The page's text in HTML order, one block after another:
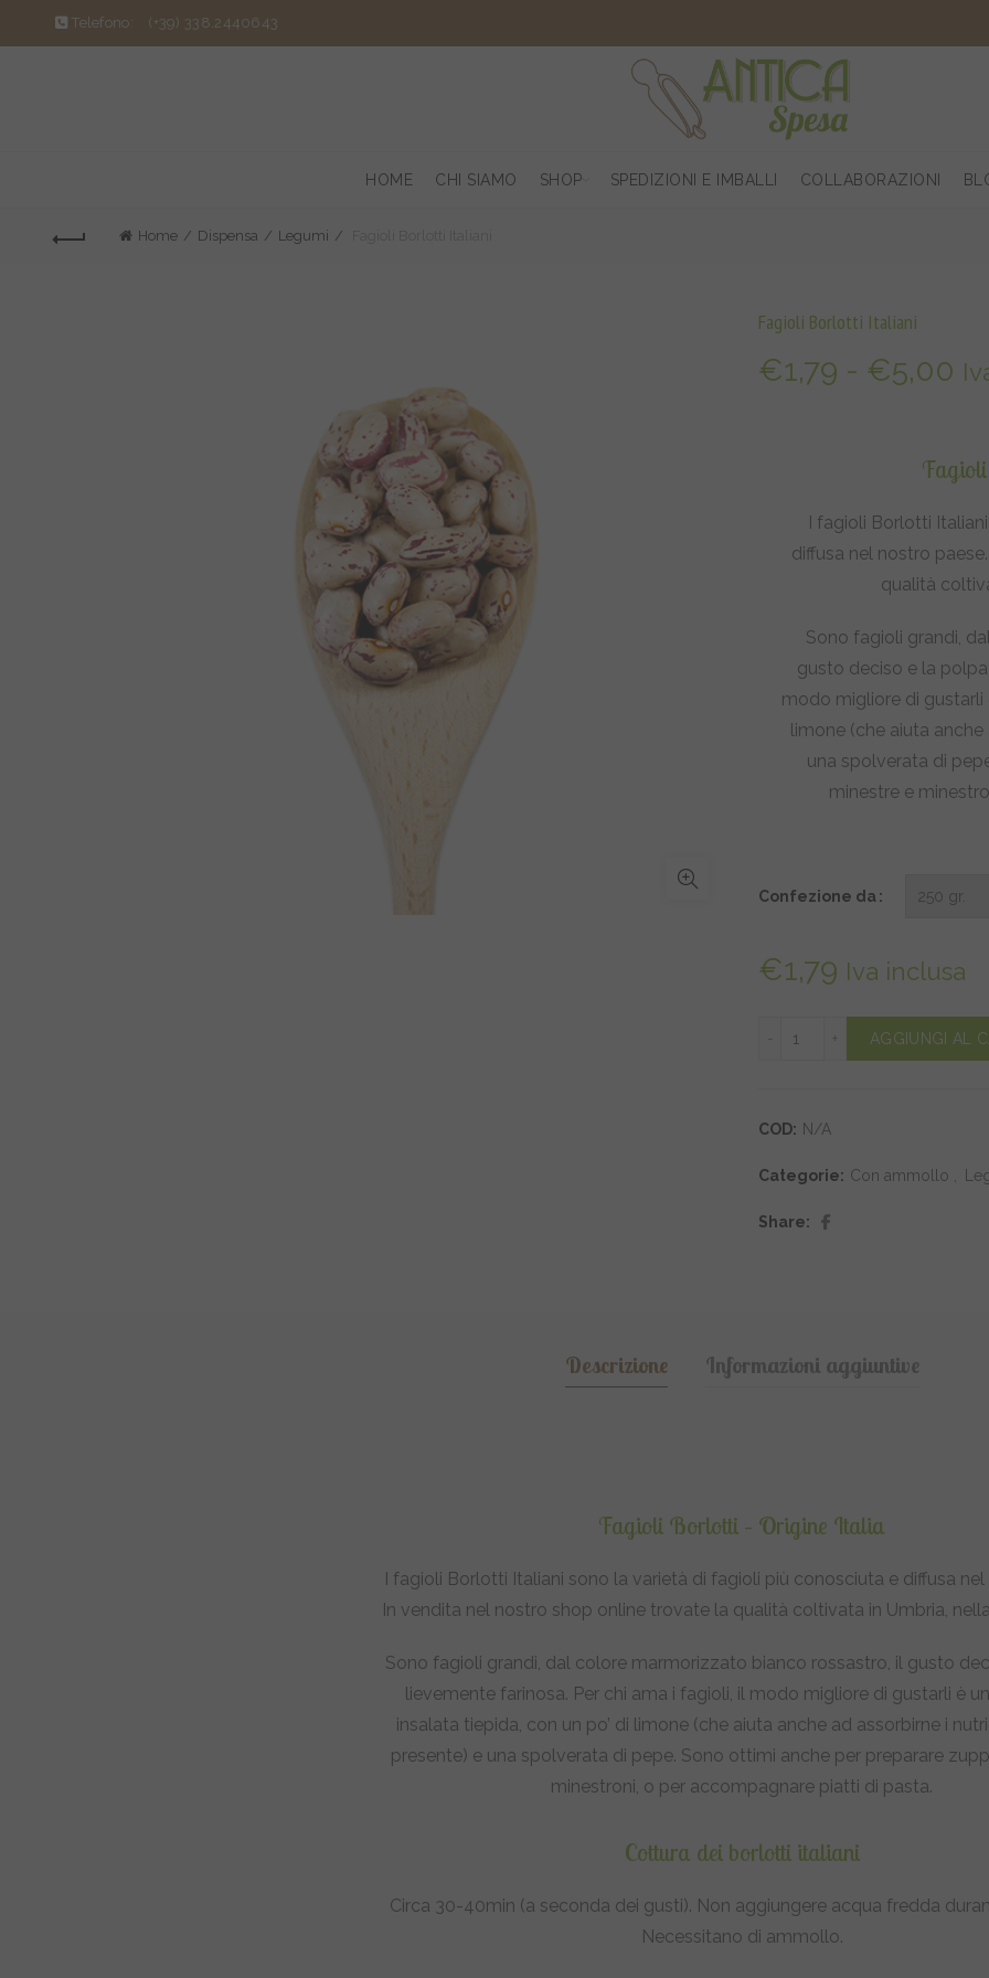
Telefono: (+39) 338.2440643
HOME CHI SIAMO SHOP SPEDIZIONI E IMBALLI COLLABORAZIONI
Home Dispensa Legumi
Fagioli Borlotti Italiani
€1,79 - €5,00
da
I fagioli Borlotti
diffusa nel nostro
qualità
Sono fagioli grandi,
gusto deciso e la
modo migliore di gustarli
limone (che aiuta
una spolverata di
minestre e
Confezione da
€1,79 Iva inclusa
AGGIUNGI AL
COD: N/A
Categorie: Con ammollo
Share
Descrizione Informazioni aggiuntive
Fagioli Borlotti – Origine Italia
I fagioli Borlotti Italiani sono la varietà di fagioli più conosciuta e diffusa nel
In vendita nel nostro shop online trovate la qualità coltivata in Umbria,
Sono fagioli grandi, dal colore marmorizzato bianco rossastro, il gusto
lievemente farinosa. Per chi ama i fagioli, il modo migliore di gustarli è
insalata tiepida, con un po’ di limone (che aiuta anche ad assorbirne i
presente) e una spolverata di pepe. Sono ottimi anche per preparare
minestroni, o per accompagnare piatti di pasta.
Cottura dei borlotti italiani
Circa 30-40min (a seconda dei gusti). Non aggiungere acqua fredda
Necessitano di ammollo.